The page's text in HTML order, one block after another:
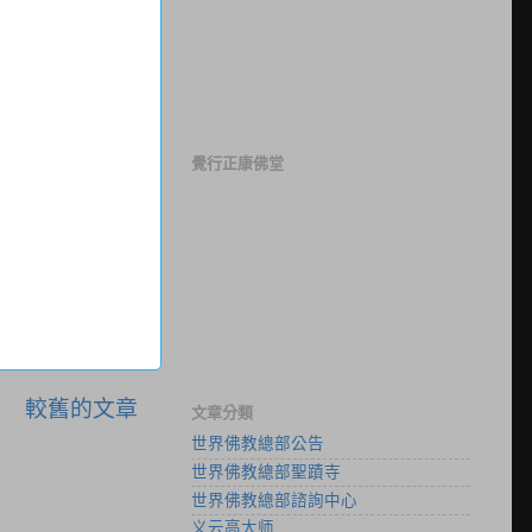
較舊的文章
覺行正康佛堂
文章分類
世界佛教總部公告
世界佛教總部聖蹟寺
世界佛教總部諮詢中心